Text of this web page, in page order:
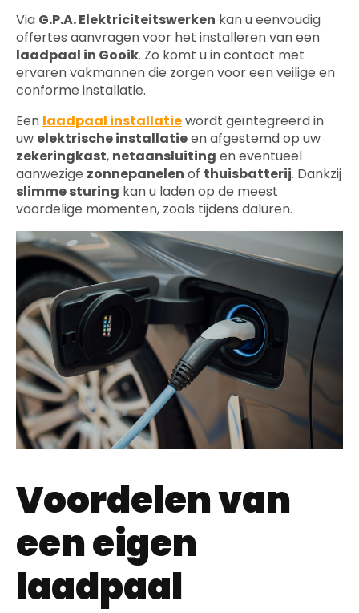
Via G.P.A. Elektriciteitswerken kan u eenvoudig
offertes aanvragen voor het installeren van een
laadpaal in Gooik. Zo komt u in contact met
ervaren vakmannen die zorgen voor een veilige en
conforme installatie.
Een laadpaal installatiewordt geïntegreerd in
uw elektrische installatieen afgestemd op uw
zekeringkast, netaansluiting en eventueel
aanwezige zonnepanelen of thuisbatterij. Dankzij
slimme sturing kan u laden op de meest
voordelige momenten, zoals tijdens daluren.
Voordelen van
een eigen
laadpaal